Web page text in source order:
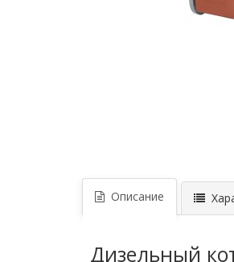
Описание
Дизельный